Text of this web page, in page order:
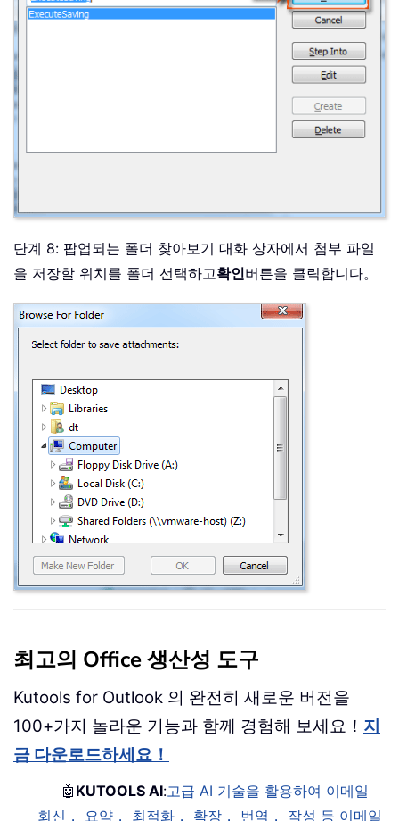
단계 8: 팝업되는 폴더 찾아보기 대화 상자에서 첨부 파일
을 저장할 위치를 폴더 선택하고확인버튼을 클릭합니다。
최고의 Office 생산성 도구
Kutools for Outlook 의 완전히 새로운 버전을
100+가지 놀라운 기능과 함께 경험해 보세요！ 지
금 다운로드하세요！
🤖 KUTOOLS AI:고급 AI 기술을 활용하여 이메일
회신， 요약， 최적화， 확장， 번역， 작성 등 이메일